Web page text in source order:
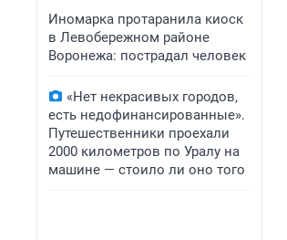
Иномарка протаранила киоск
в Левобережном районе
Воронежа: пострадал человек
«Нет некрасивых городов,
есть недофинансированные».
Путешественники проехали
2000 километров по Уралу на
машине — стоило ли оно того